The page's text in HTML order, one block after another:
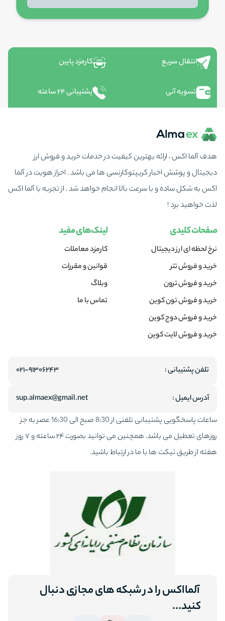
انتقال سریع کارمزد پایین
تسویه آنی پشتیبانی ۲۴ ساعته
هدف آلما اکس ، ارائه بهترین کیفیت در خدمات خرید و فروش ارز
دیجیتال و پوشش اخبار کریپتوکارنسی ها می باشد . احراز هویت در آلما
اکس به شکل ساده و با سرعت بالا انجام خواهد شد . از تجربه با آلما اکس
لذت خواهید برد !
صفحات کلیدی
نرخ لحظه ای ارز دیجیتال
خرید و فروش تتر
خرید و فروش ترون
خرید و فروش تون کوین
خرید و فروش دوج کوین
خرید و فروش لایت کوین
لینک‌های مفید
کارمزد معاملات
قوانین و مقررات
وبلاگ
تماس با ما
تلفن پشتیبانی : ۰۲۱-۹۱۳۰۶۲۴۳
آدرس ایمیل :
sup.almaex@gmail.net
ساعات پاسخگویی پشتیبانی تلفنی از 8:30 صبح الی 16:30 عصر به جز
روزهای تعطیل می باشد. همچنین می توانید بصورت ۲۴ ساعته و ۷ روز
هفته از طریق تیکت ها با ما در ارتباط باشید.
آلمااکس را در شبکه های مجازی دنبال
کنید...